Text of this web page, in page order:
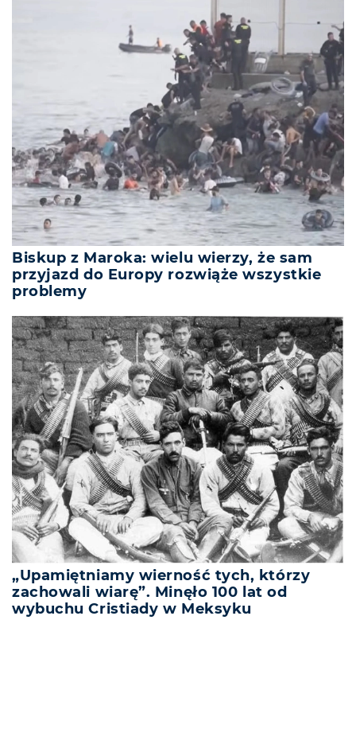
Biskup z Maroka: wielu wierzy, że sam
przyjazd do Europy rozwiąże wszystkie
problemy
„Upamiętniamy wierność tych, którzy
zachowali wiarę”. Minęło 100 lat od
wybuchu Cristiady w Meksyku